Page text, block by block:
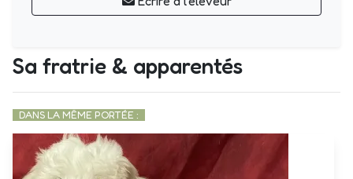
Sa fratrie & apparentés
DANS LA MÊME PORTÉE :